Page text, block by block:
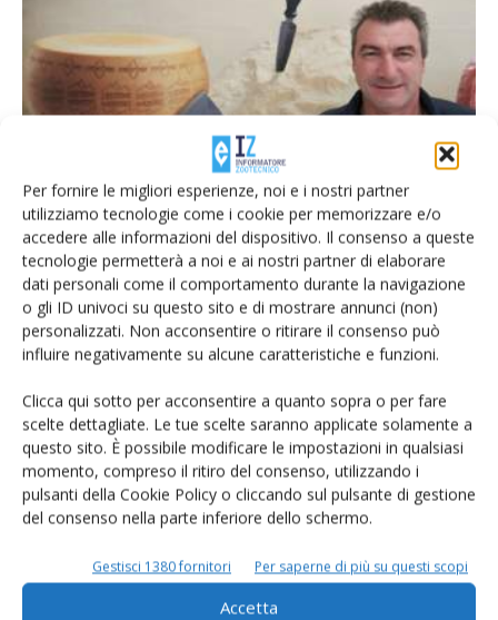
Per fornire le migliori esperienze, noi e i nostri partner
utilizziamo tecnologie come i cookie per memorizzare e/o
accedere alle informazioni del dispositivo. Il consenso a queste
tecnologie permetterà a noi e ai nostri partner di elaborare
dati personali come il comportamento durante la navigazione
o gli ID univoci su questo sito e di mostrare annunci (non)
personalizzati. Non acconsentire o ritirare il consenso può
influire negativamente su alcune caratteristiche e funzioni.
Clicca qui sotto per acconsentire a quanto sopra o per fare
scelte dettagliate. Le tue scelte saranno applicate solamente a
questo sito. È possibile modificare le impostazioni in qualsiasi
momento, compreso il ritiro del consenso, utilizzando i
pulsanti della Cookie Policy o cliccando sul pulsante di gestione
del consenso nella parte inferiore dello schermo.
Gestisci 1380 fornitori Per saperne di più su questi scopi
Accetta
I caseifici del Trentino valorizzano il latte
locale
DiCarlo Bridi 23 Gennaio 2019
Giovani in agricoltura, al via il bando
Ismea da 65 milioni...
Giorgio Setti 27 Marzo 2017